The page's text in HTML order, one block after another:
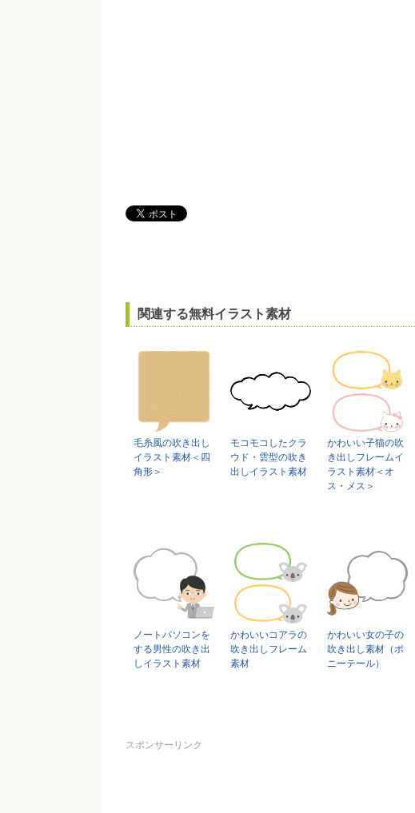
関連する無料イラスト素材
毛糸風の吹き出し
イラスト素材＜四
角形＞
モコモコしたクラ
ウド・雲型の吹き
出しイラスト素材
かわいい子猫の吹
き出しフレームイ
ラスト素材＜オ
ス・メス＞
ノートパソコンを
する男性の吹き出
しイラスト素材
かわいいコアラの
吹き出しフレーム
素材
かわいい女の子の
吹き出し素材（ポ
ニーテール）
スポンサーリンク